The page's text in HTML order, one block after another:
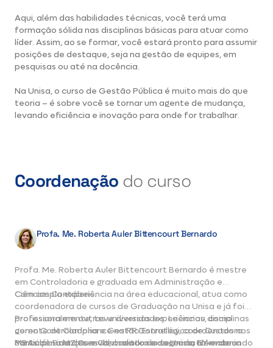
Aqui, além das habilidades técnicas, você terá uma
formação sólida nas disciplinas básicas para atuar como
líder. Assim, ao se formar, você estará pronto para assumir
posições de destaque, seja na gestão de equipes, em
pesquisas ou até na docência.
Na Unisa, o curso de Gestão Pública é muito mais do que
teoria – é sobre você se tornar um agente de mudança,
levando eficiência e inovação para onde for trabalhar.
Coordenação do curso
Profa. Me. Roberta Auler Bittencourt Bernardo
Profa. Me. Roberta Auler Bittencourt Bernardo é mestre
em Controladoria e graduada em Administração e
Ciências Contábeis.
Com ampla experiência na área educacional, atua como
coordenadora de cursos de Graduação na Unisa e já foi
professora em outras universidades. Lecionou disciplinas
como Controladoria e Gestão Estratégica de Custos nos
MBAs de Finanças e Controladoria da Unisa, além de
Profissionalmente, teve diversas experiências, como
gerente de Compliance na RR Donnelley, coordenadora
contábil na MZ Consult, auditora externa na EY e atuando
Participou do desenvolvimento da segunda taxonomia